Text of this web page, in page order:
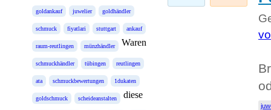
goldankauf juwelier goldhändler
schmuck fiyatlari stuttgart ankauf
raum-reutlingen münzhändler
schmuckhändler tübingen reutlingen
ata schmuckbewertungen 1dukaten
goldschmuck scheideanstalten
Waren
diese